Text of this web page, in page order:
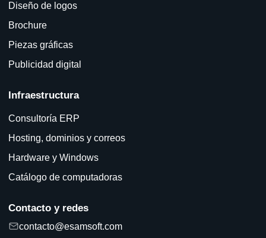
Diseño de logos
Brochure
Piezas gráficas
Publicidad digital
Infraestructura
Consultoría ERP
Hosting, dominios y correos
Hardware y Windows
Catálogo de computadoras
Contacto y redes
contacto@esamsoft.com